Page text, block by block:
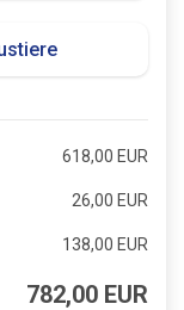
618,00 EUR
26,00 EUR
138,00 EUR
782,00 EUR